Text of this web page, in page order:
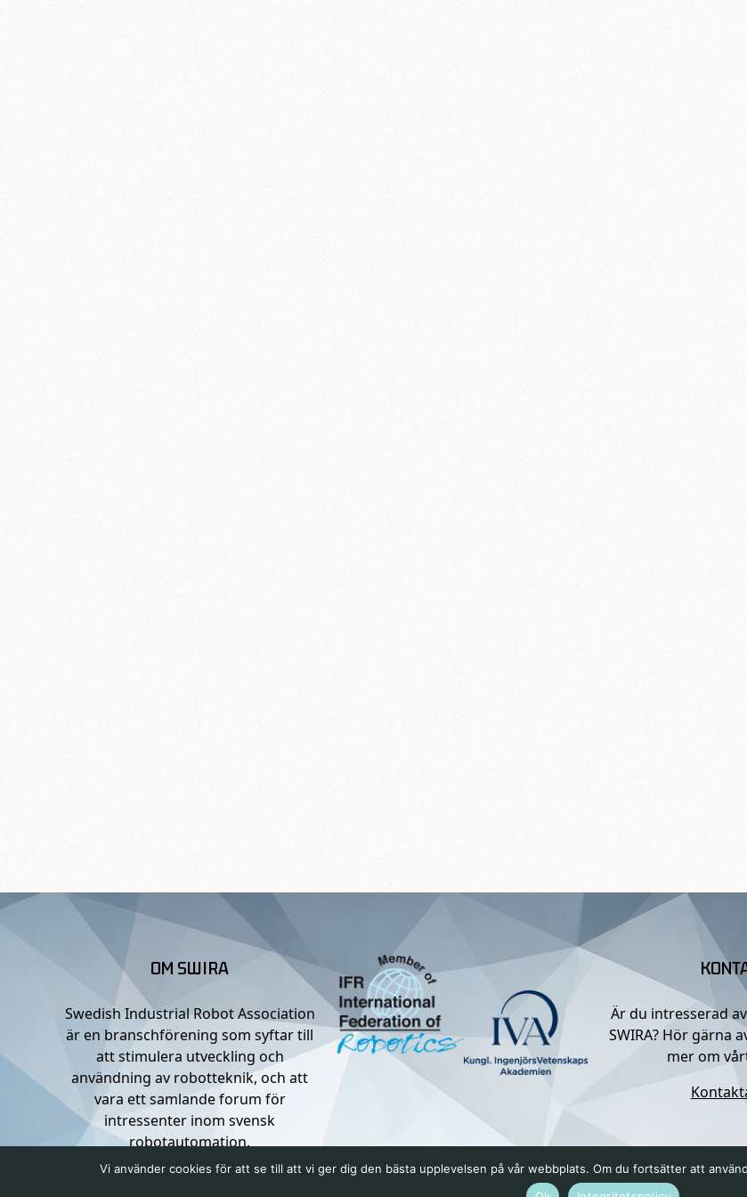
OM SWIRA
Swedish Industrial Robot Association
är en branschförening som syftar till
att stimulera utveckling och
användning av robotteknik, och att
vara ett samlande forum för
intressenter inom svensk
robotautomation.
Är du intresserad
SWIRA? Hör gärna
mer om
Vi använder cookies för att se till att vi ger dig den bästa upplevelsen på vår webbplats. Om du fortsätter att